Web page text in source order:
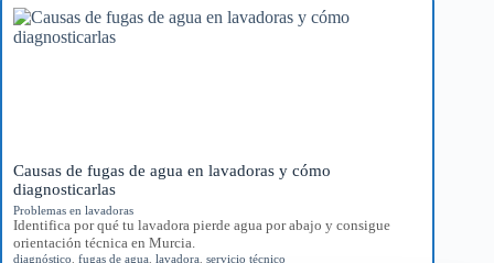
Causas de fugas de agua en lavadoras y cómo
diagnosticarlas
Problemas en lavadoras
Identifica por qué tu lavadora pierde agua por abajo y consigue
orientación técnica en Murcia.
diagnóstico fugas de agua lavadora servicio técnico